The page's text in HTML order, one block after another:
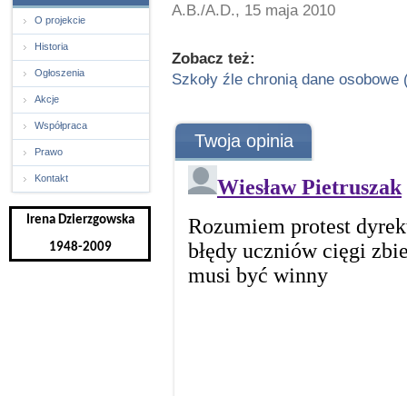
O projekcie
Historia
Ogłoszenia
Akcje
Współpraca
Prawo
Kontakt
Irena Dzierzgowska
1948-2009
A.B./A.D., 15 maja 2010
Zobacz też:
Szkoły źle chronią dane osobowe
Twoja opinia